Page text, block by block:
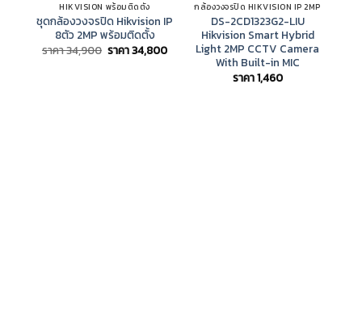
HIKVISION พร้อมติดตั้ง
ชุดกล้องวงจรปิด Hikvision IP
8ตัว 2MP พร้อมติดตั้ง
ราคา34,900 Original
price
ราคา34,800Current
กล้องวงจรปิด HIKVISION IP 2MP
DS-2CD1323G2-LIU
Hikvision Smart Hybrid
Light 2MP CCTV Camera
With Built-in MIC
ราคา1,460